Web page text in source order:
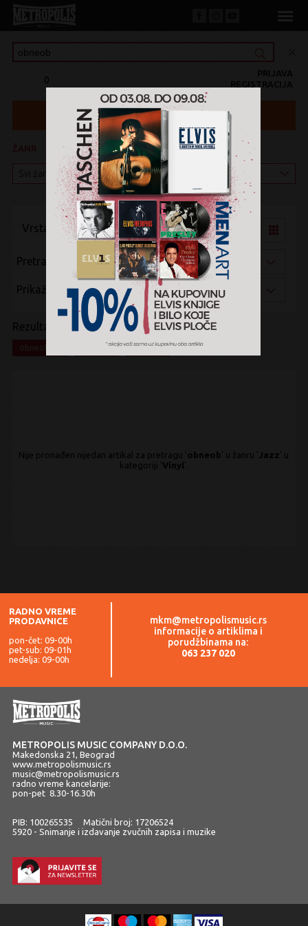
0 REGISTRACIJA
PRIJAVA
KATEGORIJA
Vrsta pregleda:
Pretraži po:
Prikaži po:
Rezultati pretrage:
x Vinyl x
Nije pronađen nijedan artikal za pretragu 'obneob' u žanru ' Jazz' u
kategoriji 'Vinyl '.
RADNO VREME
PRODAVNICE
pon-čet: 09-00h
pet-sub: 09-01h
nedelja: 09-00h
mkm@metropolismusic.rs
informacije o artiklima i
porudžbinama na:
063 237 020
METROPOLIS MUSIC COMPANY D.O.O.
Makedonska 21, Beograd
www.metropolismusic.rs
music@metropolismusic.rs
radno vreme kancelarije:
pon-pet 8.30-16.30h
PIB: 100265535 Matični broj: 17206524
5920 - Snimanje i izdavanje zvučnih zapisa i muzike